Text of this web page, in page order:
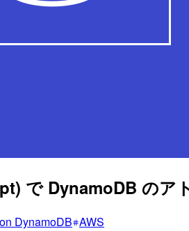
で DynamoDB のア
DynamoDB AWS